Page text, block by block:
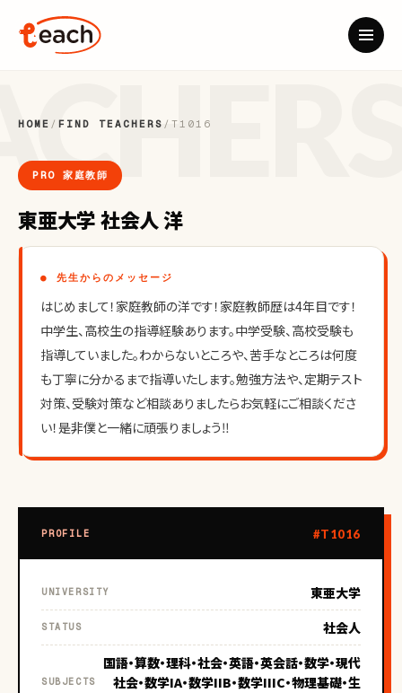
HOME / FIND TEACHERS / T1016
PRO 家庭教師
東亜大学 社会人 洋
● 先生からのメッセージ
はじめまして！家庭教師の洋です！家庭教師歴は4年目です！
中学生、高校生の指導経験あります。中学受験、高校受験も
指導していました。わからないところや、苦手なところは何度
も丁寧に分かるまで指導いたします。勉強方法や、定期テスト
対策、受験対策など相談ありましたらお気軽にご相談くださ
い！是非僕と一緒に頑張りましょう‼️
PROFILE #T1016
UNIVERSITY 東亜大学
STATUS 社会人
SUBJECTS
国語・算数・理科・社会・英語・英会話・数学・現代
社会・数学IA・数学IIB・数学IIIC・物理基礎・生